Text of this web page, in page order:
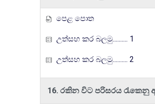
පෙළ පොත
උත්සහ කර බලමු.......... 1
උත්සහ කර බලමු.......... 2